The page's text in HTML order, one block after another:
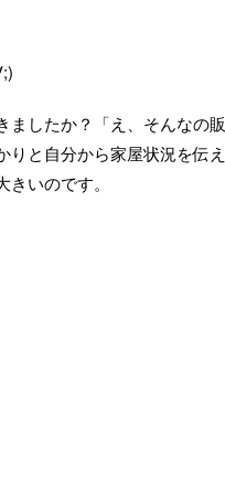
ましたか？「え、そんなの販
と自分から家屋状況を伝え
いのです。